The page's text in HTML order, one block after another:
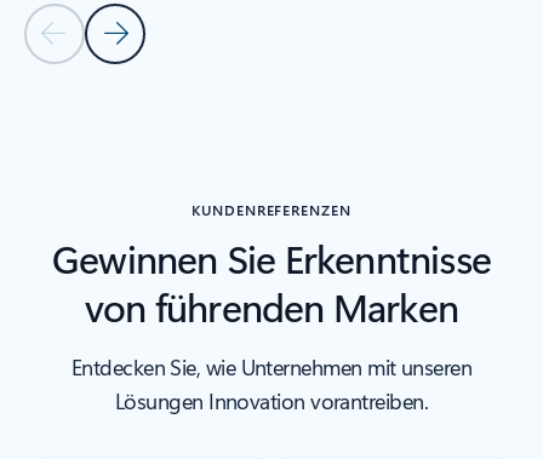
Vorherige FolieNächste Folie
KUNDENREFERENZEN
Gewinnen Sie Erkenntnisse
von führenden Marken
Entdecken Sie, wie Unternehmen mit unseren
Lösungen Innovation vorantreiben.